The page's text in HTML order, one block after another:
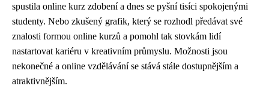
spustila online kurz zdobení a dnes se pyšní tisíci spokojenými
studenty. Nebo zkušený grafik, který se rozhodl předávat své
znalosti formou online kurzů a pomohl tak stovkám lidí
nastartovat kariéru v kreativním průmyslu. Možnosti jsou
nekonečné a online vzdělávání se stává stále dostupnějším a
atraktivnějším.